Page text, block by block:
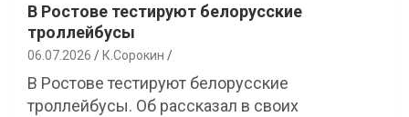
В Ростове тестируют белорусские
троллейбусы
06.07.2026 К.Сорокин
В Ростове тестируют белорусские
троллейбусы. Об рассказал в своих